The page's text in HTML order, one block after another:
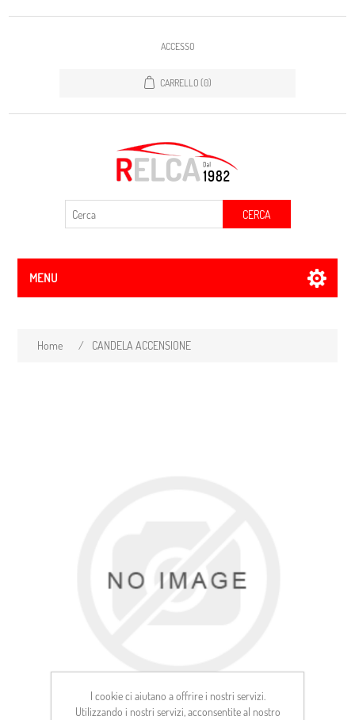
ACCESSO
CARRELLO (0)
CERCA
MENU
Home / CANDELA ACCENSIONE
I cookie ci aiutano a offrire i nostri servizi.
Utilizzando i nostri servizi, acconsentite al nostro